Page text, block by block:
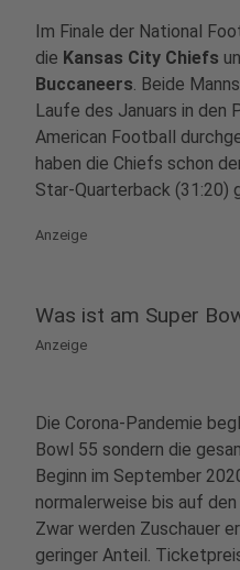
Im Finale der National
die Kansas City Chiefs
Buccaneers. Beide
Laufe des Januars in den
American Football
haben die Chiefs schon
Star-Quarterback (31:20)
Anzeige
Was ist am Super
Anzeige
Die Corona-Pandemie
Bowl 55 sondern die
Beginn im September
normalerweise bis auf
Zwar werden Zuschauer
geringer Anteil.